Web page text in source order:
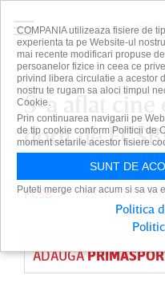
S-a aflat cine
dorit de
FCSB PUBLICAT DE
ADAUGĂ
COMPANIA utilizeaza fisiere de
experienta ta pe Website-ul
mai recente modificari propuse
persoanelor fizice in ceea ce
privind libera circulatie a acestor
nostru te rugam sa aloci timpul
Cookie.
Prin continuarea navigarii pe
de tip cookie conform Politicii de
moment setarile acestor fisiere
SUNT DE
Puteti merge chiar acum si sa
Politica